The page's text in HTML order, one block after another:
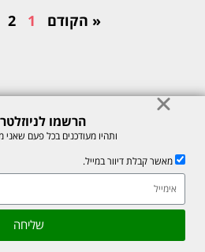
« הקודם 1
2
אתר זה מוגן על ידי reCAPTCHA של חברת Google, לצפייה ב-
with ❤ by box
גלילה
הרשמו
ותהיו מעודכנים בכל פעם
מאשר קבלת דיוור במייל.
שליחה